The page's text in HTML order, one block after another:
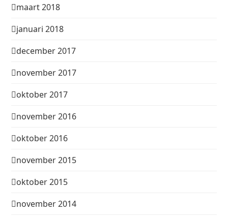
maart 2018
januari 2018
december 2017
november 2017
oktober 2017
november 2016
oktober 2016
november 2015
oktober 2015
november 2014